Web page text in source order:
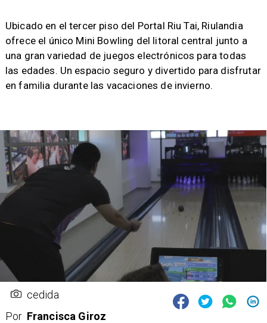
​Ubicado en el tercer piso del Portal Riu Tai, Riulandia
ofrece el único Mini Bowling del litoral central junto a
una gran variedad de juegos electrónicos para todas
las edades. Un espacio seguro y divertido para disfrutar
en familia durante las vacaciones de invierno.
cedida
Por Francisca Giroz